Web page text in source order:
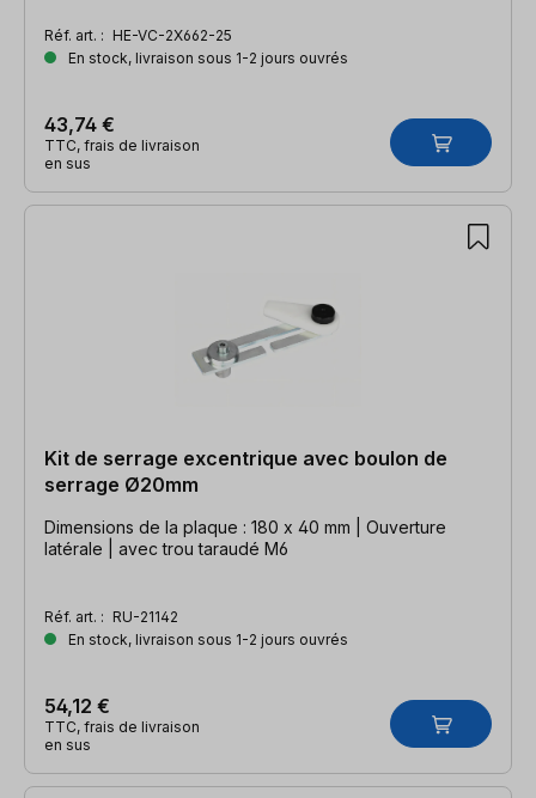
Réf. art. : HE-VC-2X662-25
En stock, livraison sous 1-2 jours ouvrés
43,74 €
TTC, frais de livraison
en sus
Kit de serrage excentrique avec boulon de
serrage Ø20mm
Dimensions de la plaque : 180 x 40 mm | Ouverture
latérale | avec trou taraudé M6
Réf. art. : RU-21142
En stock, livraison sous 1-2 jours ouvrés
54,12 €
TTC, frais de livraison
en sus